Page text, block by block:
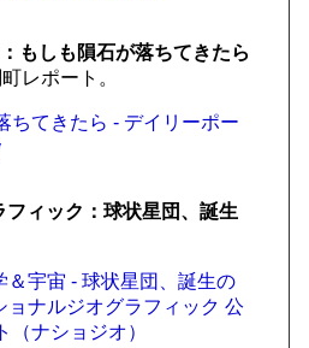
もしも隕石が落ちてきたら
レポート。
ちてきたら - デイリーポー
ィック：球状星団、誕生
＆宇宙 - 球状星団、誕生の
ョナルジオグラフィック 公
（ナショジオ）